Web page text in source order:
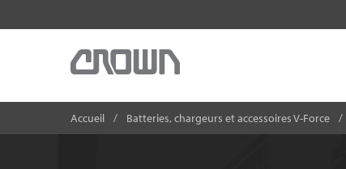
Accueil Batteries, chargeurs et accessoires V-Force